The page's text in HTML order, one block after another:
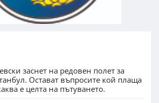
заснет на редовен полет за
Остават въпросите кой плаща
е целта на пътуването.